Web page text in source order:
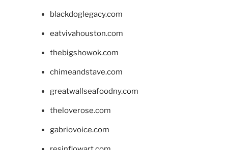
blackdoglegacy.com
eatvivahouston.com
thebigshowok.com
chimeandstave.com
greatwallseafoodny.com
theloverose.com
gabriovoice.com